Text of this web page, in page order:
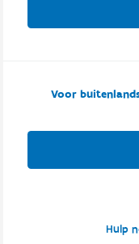
Voor
Hulp